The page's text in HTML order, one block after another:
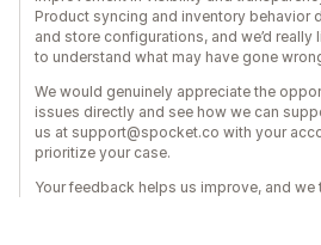
Product syncing and inventory behavior
and store configurations, and we’d
to understand what may have gone
We would genuinely appreciate the
issues directly and see how we can
us at support@spocket.co with your
prioritize your case.
Your feedback helps us improve, and we